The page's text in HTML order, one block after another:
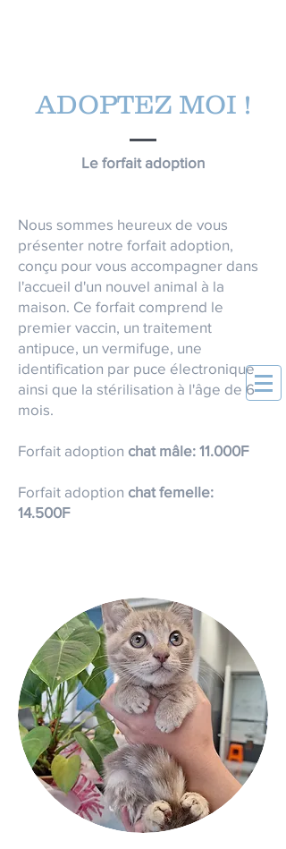
ADOPTEZ MOI !
Le forfait adoption
Nous sommes heureux de vous
présenter notre forfait adoption,
conçu pour vous accompagner dans
l'accueil d'un nouvel animal à la
maison. Ce forfait comprend le
premier vaccin, un traitement
antipuce, un vermifuge, une
identification par puce électronique
ainsi que la stérilisation à l'âge de 6
mois.
Forfait adoption chat mâle: 11.000F
Forfait adoption chat femelle:
14.500F